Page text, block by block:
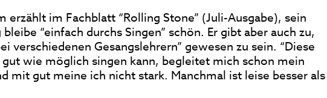
erzählt im Fachblatt “Rolling Stone” (Juli-Ausgabe), sein
“einfach durchs Singen” schön. Er gibt aber auch zu,
verschiedenen Gesangslehrern” gewesen zu sein. “Diese
wie möglich singen kann, begleitet mich schon mein
mit gut meine ich nicht stark. Manchmal ist leise besser als